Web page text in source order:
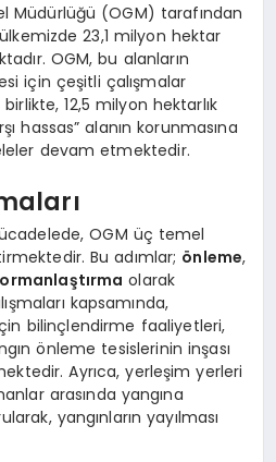
Müdürlüğü (OGM) tarafından
23,1 milyon hektar
OGM, bu alanların
için çeşitli çalışmalar
12,5 milyon hektarlık
hassas” alanın korunmasına
devam etmektedir.
OGM üç temel
Bu adımlar; önleme,
olarak
kapsamında,
bilinçlendirme faaliyetleri,
önleme tesislerinin inşası
Ayrıca, yerleşim yerleri
arasında yangına
yangınların yayılması